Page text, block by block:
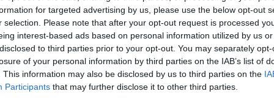
for targeted advertising by us, please use the below opt-out
selection. Please note that after your opt-out request is processed
interest-based ads based on personal information utilized by us
to third parties prior to your opt-out. You may separately
of your personal information by third parties on the IAB’s list of
This information may also be disclosed by us to third parties on the
Participants that may further disclose it to other third parties.